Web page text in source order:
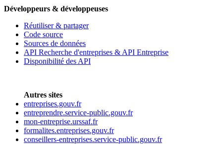
Développeurs & développeuses
Réutiliser & partager
Code source
Sources de données
API Recherche d'entreprises & API Entreprise
Disponibilité des API
Autres sites
entreprises.gouv.fr
entreprendre.service-public.gouv.fr
mon-entreprise.urssaf.fr
formalites.entreprises.gouv.fr
conseillers-entreprises.service-public.gouv.fr